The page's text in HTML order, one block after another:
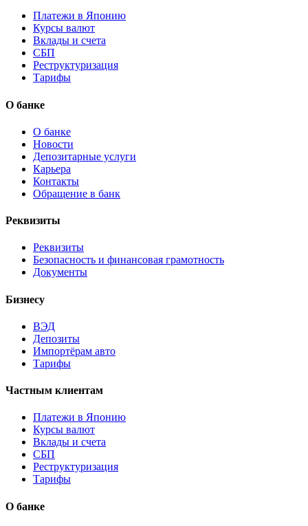
Платежи в Японию
Курсы валют
Вклады и счета
СБП
Реструктуризация
Тарифы
О банке
О банке
Новости
Депозитарные услуги
Карьера
Контакты
Обращение в банк
Реквизиты
Реквизиты
Безопасность и финансовая грамотность
Документы
Бизнесу
ВЭД
Депозиты
Импортёрам авто
Тарифы
Частным клиентам
Платежи в Японию
Курсы валют
Вклады и счета
СБП
Реструктуризация
Тарифы
О банке